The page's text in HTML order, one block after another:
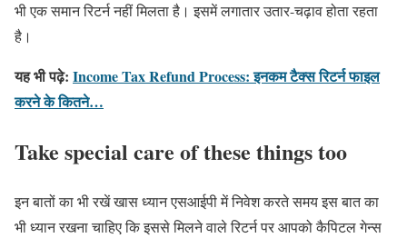
भी एक समान रिटर्न नहीं मिलता है। इसमें लगातार उतार-चढ़ाव होता रहता
है।
यह भी पढ़े: Income Tax Refund Process: इनकम टैक्स रिटर्न फाइल
करने के कितने…
Take special care of these things too
इन बातों का भी रखें खास ध्यान एसआईपी में निवेश करते समय इस बात का
भी ध्यान रखना चाहिए कि इससे मिलने वाले रिटर्न पर आपको कैपिटल गेन्स